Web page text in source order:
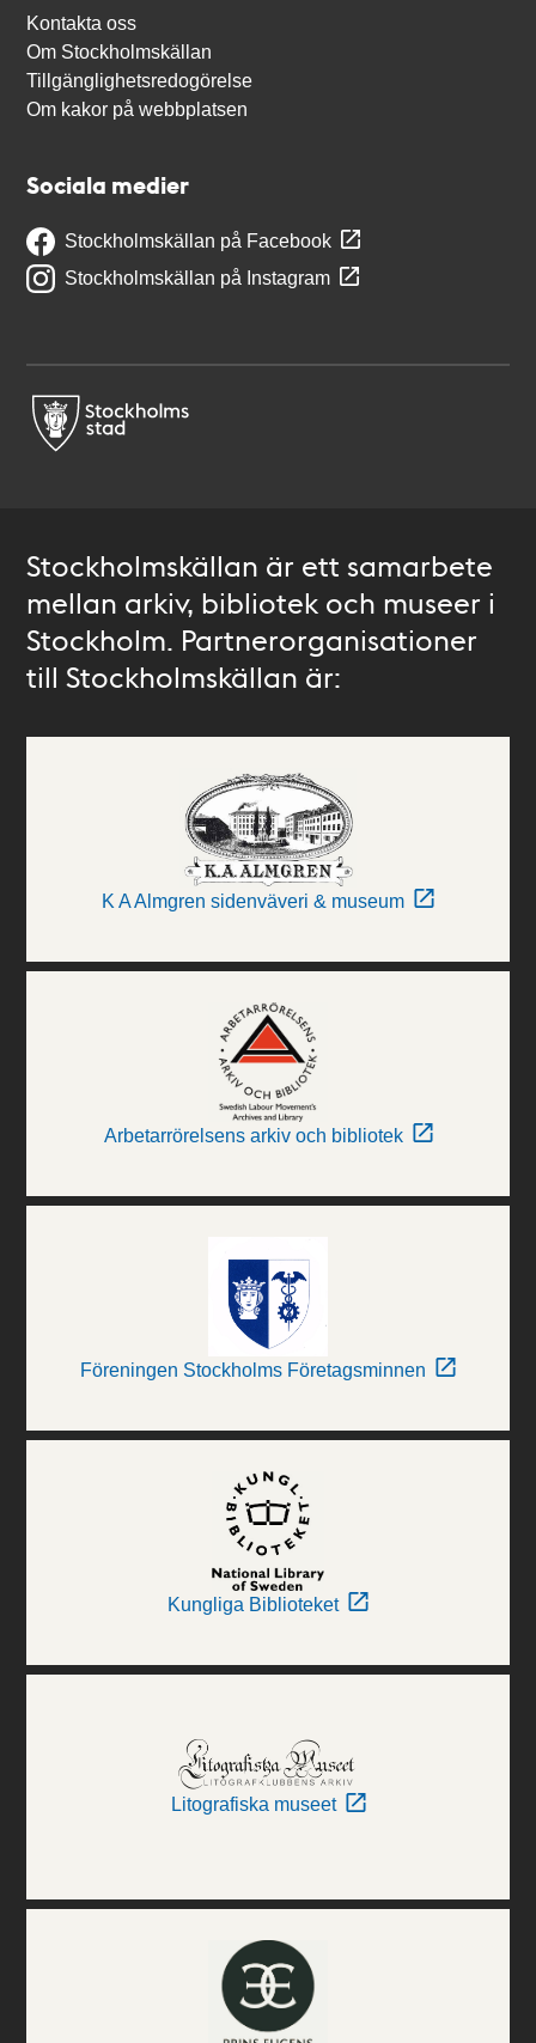
Kontakta oss
Om Stockholmskällan
Tillgänglighetsredogörelse
Om kakor på webbplatsen
Sociala medier
Stockholmskällan på Facebook
Stockholmskällan på Instagram
Stockholmskällan är ett samarbete
mellan arkiv, bibliotek och museer i
Stockholm. Partnerorganisationer
till Stockholmskällan är:
K A Almgren sidenväveri & museum
Arbetarrörelsens arkiv och bibliotek
Föreningen Stockholms Företagsminnen
Kungliga Biblioteket
Litografiska museet